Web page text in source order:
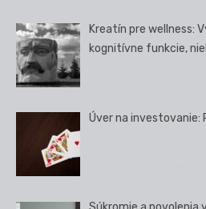
Kreatín pre wellness:
kognitívne funkcie,
Úver na investovanie: